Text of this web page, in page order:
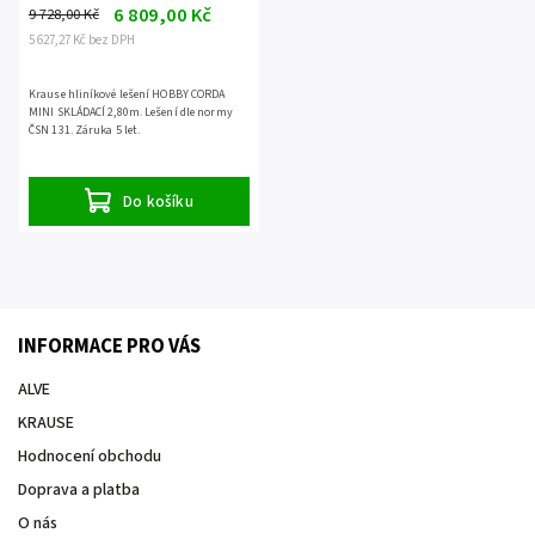
5 627,27 Kč bez DPH
9 728,00 Kč 6 809,00 Kč
Do košíku
Krause hliníkové lešení HOBBY CORDA
MINI SKLÁDACÍ 2,80m. Lešení dle normy
ČSN 131. Záruka 5 let.
INFORMACE PRO VÁS
ALVE
KRAUSE
Hodnocení obchodu
Doprava a platba
O nás